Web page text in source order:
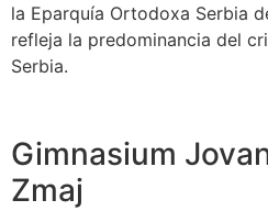
la Eparquía Ortodoxa Serbia
refleja la predominancia del
Serbia.
Gimnasium
Zmaj